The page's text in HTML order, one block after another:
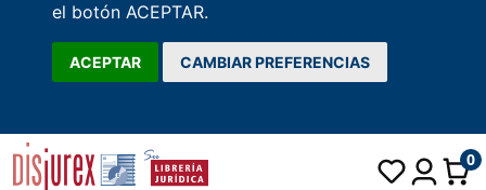
el botón ACEPTAR.
ACEPTAR CAMBIAR PREFERENCIAS
0